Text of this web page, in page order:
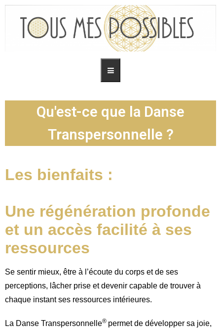
Qu'est-ce que la Danse
Transpersonnelle ?
Les bienfaits :
Une régénération profonde
et un accès facilité à ses
ressources
Se sentir mieux, être à l’écoute du corps et de ses
perceptions, lâcher prise et devenir capable de trouver à
chaque instant ses ressources intérieures.
La Danse Transpersonnelle® permet de développer sa joie,